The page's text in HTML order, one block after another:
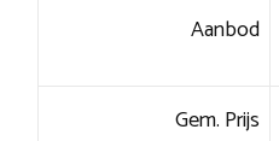
Aanbod
Gem. Prijs